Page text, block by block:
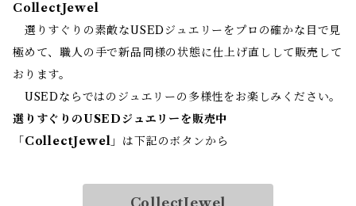
CollectJewel
選りすぐりの素敵なUSEDジュエリーをプロの確かな目で見
極めて、職人の手で新品同様の状態に仕上げ直しして販売して
おります。
USEDならではのジュエリーの多様性をお楽しみください。
選りすぐりのUSEDジュエリーを販売中
「 CollectJewel 」は下記のボタンから